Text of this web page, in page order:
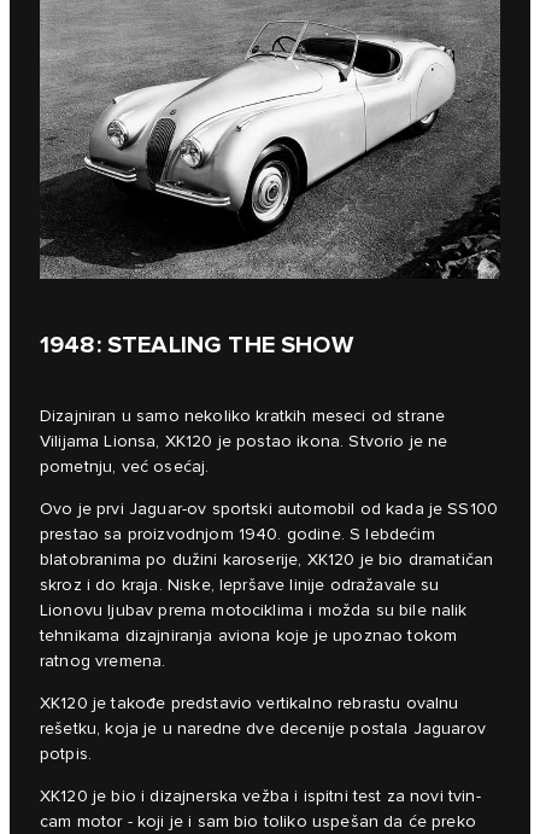
1948: STEALING THE SHOW
Dizajniran u samo nekoliko kratkih meseci od strane
Vilijama Lionsa, XK120 je postao ikona. Stvorio je ne
pometnju, već osećaj.
Ovo je prvi Jaguar-ov sportski automobil od kada je SS100
prestao sa proizvodnjom 1940. godine. S lebdećim
blatobranima po dužini karoserije, XK120 je bio dramatičan
skroz i do kraja. Niske, lepršave linije odražavale su
Lionovu ljubav prema motociklima i možda su bile nalik
tehnikama dizajniranja aviona koje je upoznao tokom
ratnog vremena.
XK120 je takođe predstavio vertikalno rebrastu ovalnu
rešetku, koja je u naredne dve decenije postala Jaguarov
potpis.
XK120 je bio i dizajnerska vežba i ispitni test za novi tvin-
cam motor - koji je i sam bio toliko uspešan da će preko